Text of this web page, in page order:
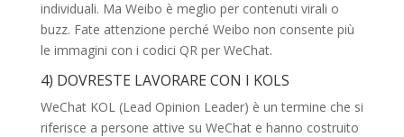
individuali. Ma Weibo è meglio per contenuti virali o
buzz. Fate attenzione perché Weibo non consente più
le immagini con i codici QR per WeChat.
4) DOVRESTE LAVORARE CON I KOLS
WeChat KOL (Lead Opinion Leader) è un termine che si
riferisce a persone attive su WeChat e hanno costruito